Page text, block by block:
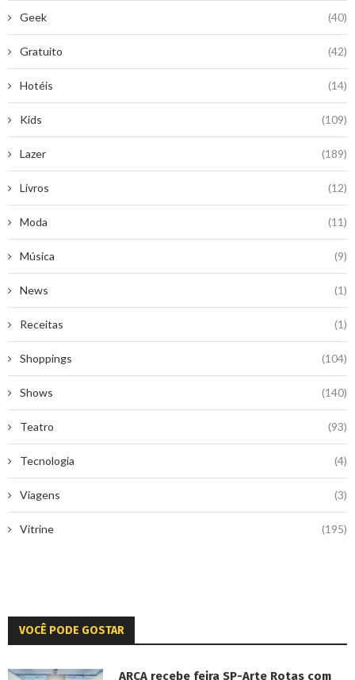
Geek (40)
Gratuito (42)
Hotéis (14)
Kids (109)
Lazer (189)
Livros (12)
Moda (11)
Música (9)
News (1)
Receitas (1)
Shoppings (104)
Shows (140)
Teatro (93)
Tecnologia (4)
Viagens (3)
Vitrine (195)
VOCÊ PODE GOSTAR
ARCA recebe feira SP-Arte Rotas com